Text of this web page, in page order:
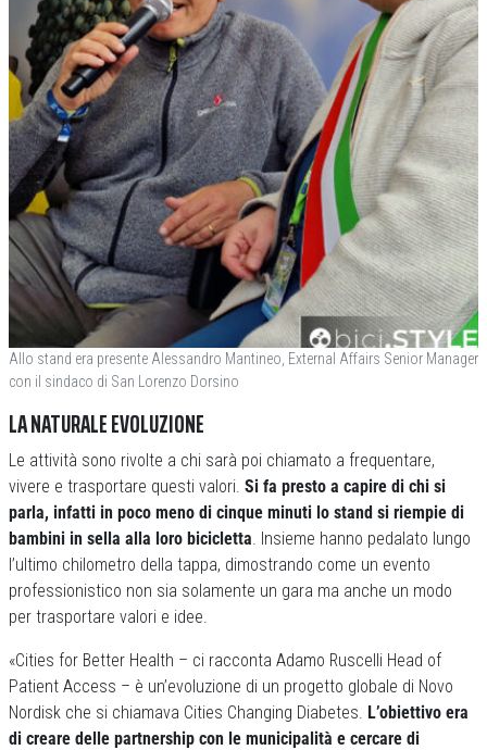
Allo stand era presente Alessandro Mantineo, External Affairs Senior Manager
con il sindaco di San Lorenzo Dorsino
LA NATURALE EVOLUZIONE
Le attività sono rivolte a chi sarà poi chiamato a frequentare,
vivere e trasportare questi valori. Si fa presto a capire di chi si
parla, infatti in poco meno di cinque minuti lo stand si riempie di
bambini in sella alla loro bicicletta. Insieme hanno pedalato lungo
l’ultimo chilometro della tappa, dimostrando come un evento
professionistico non sia solamente un gara ma anche un modo
per trasportare valori e idee.
«Cities for Better Health – ci racconta Adamo Ruscelli Head of
Patient Access – è un’evoluzione di un progetto globale di Novo
Nordisk che si chiamava Cities Changing Diabetes. L’obiettivo era
di creare delle partnership con le municipalità e cercare di